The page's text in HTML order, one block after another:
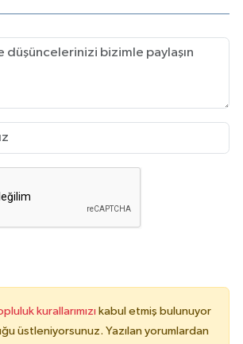
kurallarımızı kabul etmiş bulunuyor
üstleniyorsunuz. Yazılan yorumlardan